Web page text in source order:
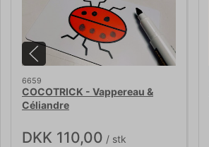
6659
COCOTRICK - Vappereau &
Céliandre
DKK 110,00 / stk